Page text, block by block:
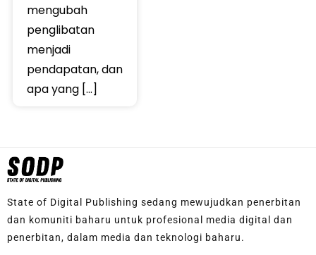
mengubah
penglibatan
menjadi
pendapatan, dan
apa yang […]
State of Digital Publishing sedang mewujudkan penerbitan
dan komuniti baharu untuk profesional media digital dan
penerbitan, dalam media dan teknologi baharu.